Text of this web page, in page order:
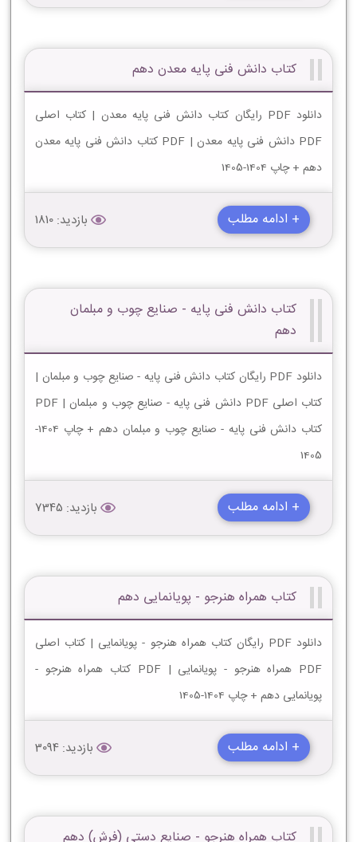
کتاب دانش فنی پایه معدن دهم
دانلود PDF رایگان کتاب دانش فنی پایه معدن | کتاب اصلی
PDF دانش فنی پایه معدن | PDF کتاب دانش فنی پایه معدن
دهم + چاپ 1404-1405
+ ادامه مطلب بازدید: 1810
کتاب دانش فنی پایه - صنایع چوب و مبلمان
دهم
دانلود PDF رایگان کتاب دانش فنی پایه - صنایع چوب و مبلمان |
کتاب اصلی PDF دانش فنی پایه - صنایع چوب و مبلمان | PDF
کتاب دانش فنی پایه - صنایع چوب و مبلمان دهم + چاپ 1404-
1405
+ ادامه مطلب بازدید: 7345
کتاب همراه هنرجو - پویانمایی دهم
دانلود PDF رایگان کتاب همراه هنرجو - پویانمایی | کتاب اصلی
PDF همراه هنرجو - پویانمایی | PDF کتاب همراه هنرجو -
پویانمایی دهم + چاپ 1404-1405
+ ادامه مطلب بازدید: 3094
کتاب همراه هنرجو - صنایع دستی (فرش) دهم